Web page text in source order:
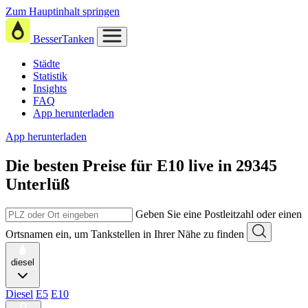
Zum Hauptinhalt springen
BesserTanken
Städte
Statistik
Insights
FAQ
App herunterladen
App herunterladen
Die besten Preise für E10 live in 29345
Unterlüß
Geben Sie eine Postleitzahl oder einen
Ortsnamen ein, um Tankstellen in Ihrer Nähe zu finden
diesel
Diesel E5 E10